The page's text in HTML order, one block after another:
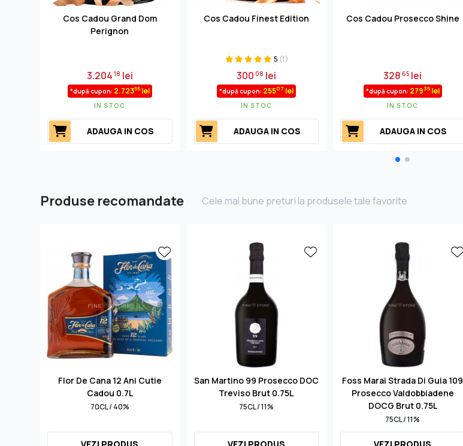
Cos Cadou Grand Dom
Perignon
3.20418 lei
*după cupon: 2.72355lei
IN STOC
ADAUGA IN COS
Cos Cadou Finest Edition
5 (1)
30008 lei
*după cupon: 25507 lei
IN STOC
ADAUGA IN COS
Cos Cadou Prosecco Shine
32865 lei
*după cupon: 27935lei
IN STOC
ADAUGA IN COS
Produse recomandate Cele mai bune preturi la produsele tale favorite
Flor De Cana 12 Ani Cutie
Cadou 0.7L
70CL / 40%
San Martino 99 Prosecco DOC
Treviso Brut 0.75L
75CL / 11%
Foss Marai Strada Di Guia 109
Prosecco Valdobbiadene
DOCG Brut 0.75L
75CL / 11%